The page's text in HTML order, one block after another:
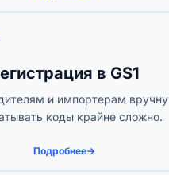
в GS1
и импортерам
коды крайне сложно.
Подробнее→
1С с ассоциацией GS1
GTIN в один клик.